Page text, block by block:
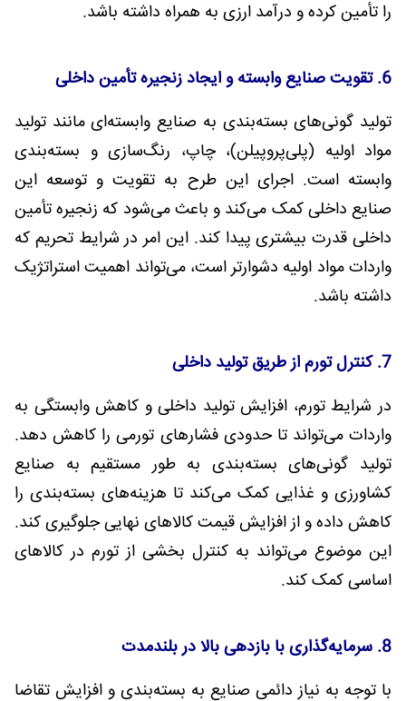
را تأمین کرده و درآمد ارزی به همراه داشته باشد.
6. تقویت صنایع وابسته و ایجاد زنجیره تأمین داخلی
تولید گونی‌های بسته‌بندی به صنایع وابسته‌ای مانند تولید
مواد اولیه (پلی‌پروپیلن)، چاپ، رنگ‌سازی و بسته‌بندی
وابسته است. اجرای این طرح به تقویت و توسعه این
صنایع داخلی کمک می‌کند و باعث می‌شود که زنجیره تأمین
داخلی قدرت بیشتری پیدا کند. این امر در شرایط تحریم که
واردات مواد اولیه دشوارتر است، می‌تواند اهمیت استراتژیک
داشته باشد.
7. کنترل تورم از طریق تولید داخلی
در شرایط تورم، افزایش تولید داخلی و کاهش وابستگی به
واردات می‌تواند تا حدودی فشارهای تورمی را کاهش دهد.
تولید گونی‌های بسته‌بندی به طور مستقیم به صنایع
کشاورزی و غذایی کمک می‌کند تا هزینه‌های بسته‌بندی را
کاهش داده و از افزایش قیمت کالاهای نهایی جلوگیری کند.
این موضوع می‌تواند به کنترل بخشی از تورم در کالاهای
اساسی کمک کند.
8. سرمایه‌گذاری با بازدهی بالا در بلندمدت
با توجه به نیاز دائمی صنایع به بسته‌بندی و افزایش تقاضا